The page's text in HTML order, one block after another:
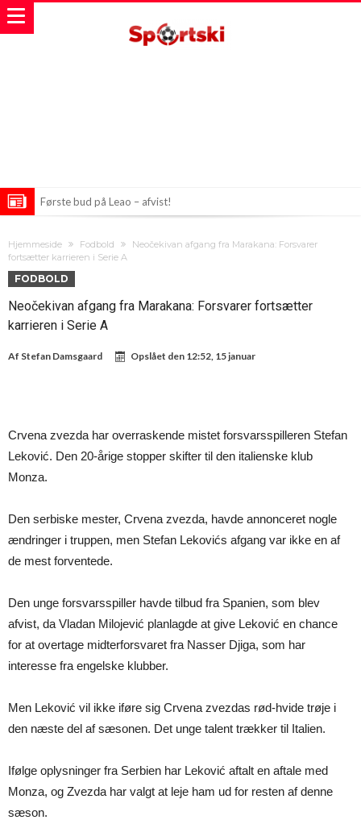
Første bud på Leao – afvist!
Præciseringer hos agenter skaber ravage i Real Madrids
transferplaner
Hjemmeside Fodbold
Neočekivan afgang fra Marakana: Forsvarer
fortsætter karrieren i Serie A
FODBOLD
Neočekivan afgang fra Marakana: Forsvarer fortsætter
karrieren i Serie A
Af Stefan Damsgaard Opslået den 12:52, 15 januar
Crvena zvezda har overraskende mistet forsvarsspilleren Stefan
Leković. Den 20-årige stopper skifter til den italienske klub
Monza.
Den serbiske mester, Crvena zvezda, havde annonceret nogle
ændringer i truppen, men Stefan Lekovićs afgang var ikke en af
de mest forventede.
Den unge forsvarsspiller havde tilbud fra Spanien, som blev
afvist, da Vladan Milojević planlagde at give Leković en chance
for at overtage midterforsvaret fra Nasser Djiga, som har
interesse fra engelske klubber.
Men Leković vil ikke iføre sig Crvena zvezdas rød-hvide trøje i
den næste del af sæsonen. Det unge talent trækker til Italien.
Ifølge oplysninger fra Serbien har Leković aftalt en aftale med
Monza, og Zvezda har valgt at leje ham ud for resten af denne
sæson.